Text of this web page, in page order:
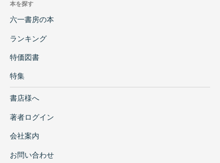
本を探す
六一書房の本
ランキング
特価図書
特集
書店様へ
著者ログイン
会社案内
お問い合わせ